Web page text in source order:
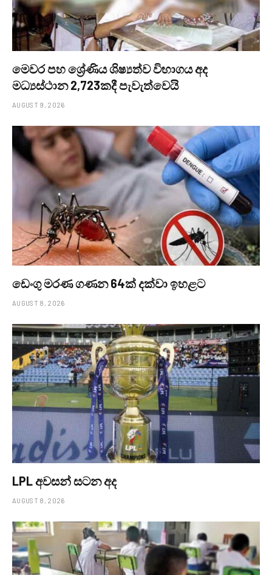
මෙවර පහ ශ්‍රේණිය ශිෂ්‍යත්ව විභාගය අද
මධ්‍යස්ථාන 2,723කදී පැවැත්වෙයි
AUGUST 9, 2026
ඩෙංගු මරණ ගණන 64ක් දක්වා ඉහළට
AUGUST 8, 2026
LPL අවසන් සටන අද
AUGUST 8, 2026